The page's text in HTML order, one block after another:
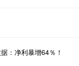
：净利暴增64％！